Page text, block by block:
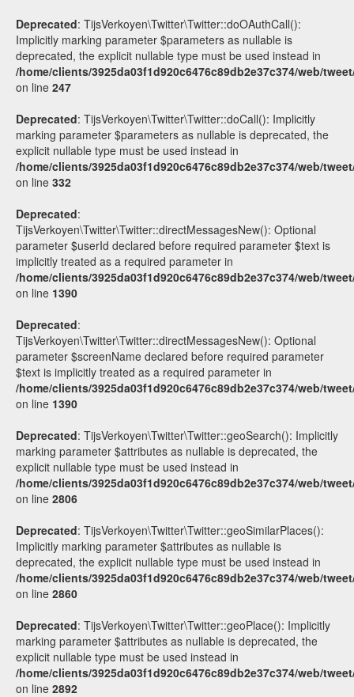
Deprecated: TijsVerkoyen\Twitter\Twitter::doOAuthCall():
Implicitly marking parameter $parameters as nullable is
deprecated, the explicit nullable type must be used instead in
/home/clients/3925da03f1d920c6476c89db2e37c374/web/
on line 247
Deprecated: TijsVerkoyen\Twitter\Twitter::doCall(): Implicitly
marking parameter $parameters as nullable is deprecated, the
explicit nullable type must be used instead in
/home/clients/3925da03f1d920c6476c89db2e37c374/web/
on line 332
Deprecated:
TijsVerkoyen\Twitter\Twitter::directMessagesNew(): Optional
parameter $userId declared before required parameter $text is
implicitly treated as a required parameter in
/home/clients/3925da03f1d920c6476c89db2e37c374/web/
on line 1390
Deprecated:
TijsVerkoyen\Twitter\Twitter::directMessagesNew(): Optional
parameter $screenName declared before required parameter
$text is implicitly treated as a required parameter in
/home/clients/3925da03f1d920c6476c89db2e37c374/web/
on line 1390
Deprecated: TijsVerkoyen\Twitter\Twitter::geoSearch(): Implicitly
marking parameter $attributes as nullable is deprecated, the
explicit nullable type must be used instead in
/home/clients/3925da03f1d920c6476c89db2e37c374/web/
on line 2806
Deprecated: TijsVerkoyen\Twitter\Twitter::geoSimilarPlaces():
Implicitly marking parameter $attributes as nullable is
deprecated, the explicit nullable type must be used instead in
/home/clients/3925da03f1d920c6476c89db2e37c374/web/
on line 2860
Deprecated: TijsVerkoyen\Twitter\Twitter::geoPlace(): Implicitly
marking parameter $attributes as nullable is deprecated, the
explicit nullable type must be used instead in
/home/clients/3925da03f1d920c6476c89db2e37c374/web/
on line 2892